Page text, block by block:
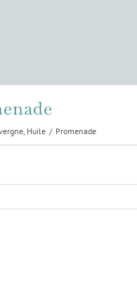
Huile Promenade